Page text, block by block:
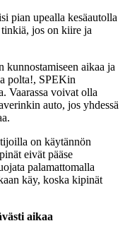
pian upealla kesäautolla
jos on kiire ja
kunnostamiseen aikaa ja
polta!, SPEKin
Vaarassa voivat olla
auto, jos yhdessä
on käytännön
eivät pääse
palamattomalla
käy, koska kipinät
aikaa